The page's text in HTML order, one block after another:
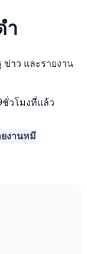
ำ
าว และรายงาน
ชั่วโมงที่แล้ว
ยงานหมี